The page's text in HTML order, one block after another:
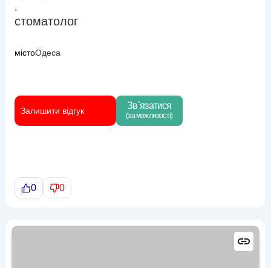
,
стоматолог
містоОдеса
Залишити відгук Зв`язатися
(за можливості)
0 0